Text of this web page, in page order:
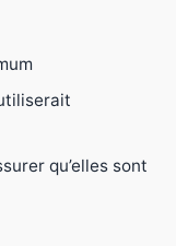
qu’elles sont